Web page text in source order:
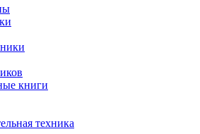
книги
техника